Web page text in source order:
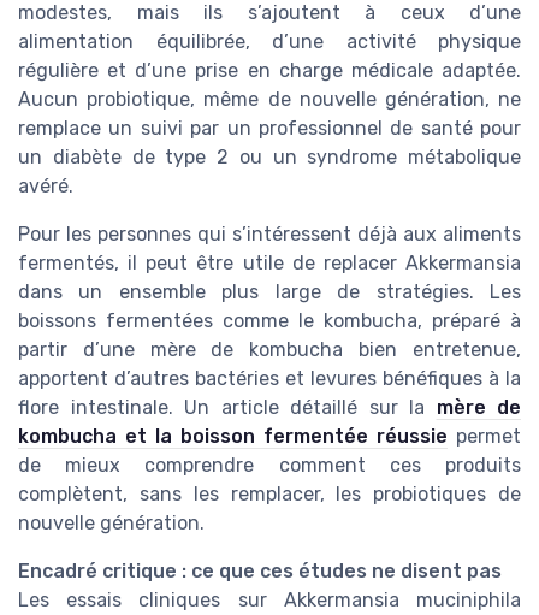
modestes, mais ils s’ajoutent à ceux d’une
alimentation équilibrée, d’une activité physique
régulière et d’une prise en charge médicale adaptée.
Aucun probiotique, même de nouvelle génération, ne
remplace un suivi par un professionnel de santé pour
un diabète de type 2 ou un syndrome métabolique
avéré.
Pour les personnes qui s’intéressent déjà aux aliments
fermentés, il peut être utile de replacer Akkermansia
dans un ensemble plus large de stratégies. Les
boissons fermentées comme le kombucha, préparé à
partir d’une mère de kombucha bien entretenue,
apportent d’autres bactéries et levures bénéfiques à la
flore intestinale. Un article détaillé sur la mère de
kombucha et la boisson fermentée réussie permet
de mieux comprendre comment ces produits
complètent, sans les remplacer, les probiotiques de
nouvelle génération.
Encadré critique : ce que ces études ne disent pas
Les essais cliniques sur Akkermansia muciniphila